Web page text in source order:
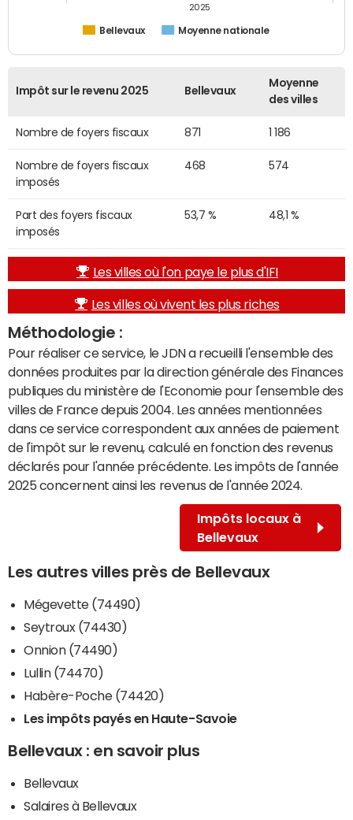
Bellevaux Moyenne nationale
2025
Impôt sur le revenu 2025 Bellevaux
Moyenne
des villes
Nombre de foyers fiscaux 871 1 186
Nombre de foyers fiscaux
imposés
468 574
Part des foyers fiscaux
imposés
53,7 % 48,1 %
Les villes où l'on paye le plus d'IFI
Les villes où vivent les plus riches
Méthodologie :
Pour réaliser ce service, le JDN a recueilli l'ensemble des
données produites par la direction générale des Finances
publiques du ministère de l'Economie pour l'ensemble des
villes de France depuis 2004. Les années mentionnées
dans ce service correspondent aux années de paiement
de l'impôt sur le revenu, calculé en fonction des revenus
déclarés pour l'année précédente. Les impôts de l'année
2025 concernent ainsi les revenus de l'année 2024.
Impôts locaux à
Bellevaux
Les autres villes près de Bellevaux
Mégevette (74490)
Seytroux (74430)
Onnion (74490)
Lullin (74470)
Habère-Poche (74420)
Les impôts payés en Haute-Savoie
Bellevaux : en savoir plus
Bellevaux
Salaires à Bellevaux